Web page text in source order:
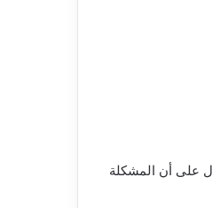
على أن المشكلة